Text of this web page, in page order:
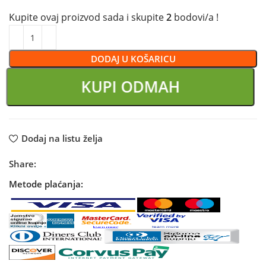
Kupite ovaj proizvod sada i skupite2 bodovi/a !
DODAJ U KOŠARICU
KUPI ODMAH
Dodaj na listu želja
Share:
Metode plaćanja: